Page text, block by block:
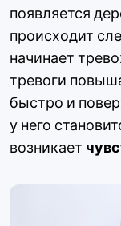
появляется
происходит
начинает
тревоги
быстро и
у него
возникает